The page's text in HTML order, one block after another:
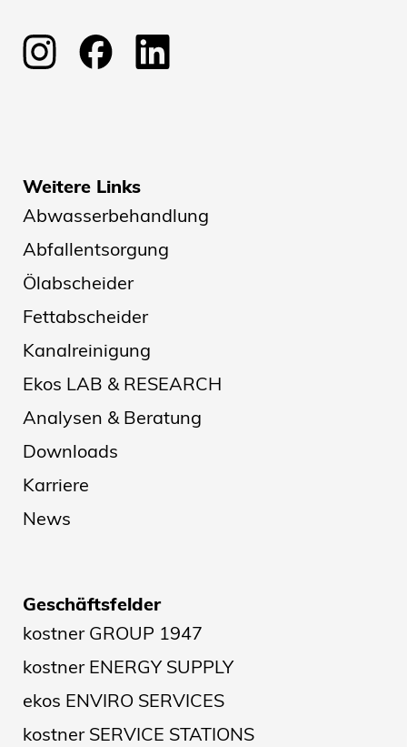
Weitere Links
Abwasserbehandlung
Abfallentsorgung
Ölabscheider
Fettabscheider
Kanalreinigung
Ekos LAB & RESEARCH
Analysen & Beratung
Downloads
Karriere
News
Geschäftsfelder
kostner GROUP 1947
kostner ENERGY SUPPLY
ekos ENVIRO SERVICES
kostner SERVICE STATIONS